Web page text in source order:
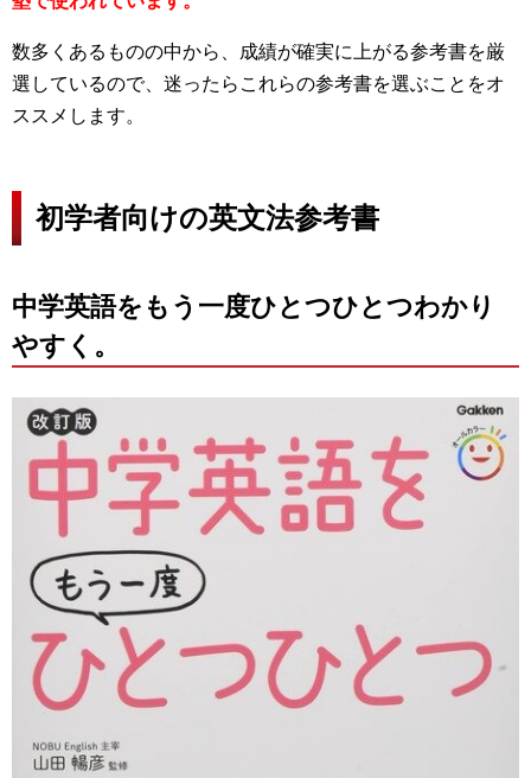
数多くあるものの中から、成績が確実に上がる参考書を厳
選しているので、迷ったらこれらの参考書を選ぶことをオ
ススメします。
初学者向けの英文法参考書
中学英語をもう一度ひとつひとつわかり
やすく。